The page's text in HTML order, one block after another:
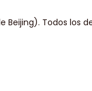
Todos los